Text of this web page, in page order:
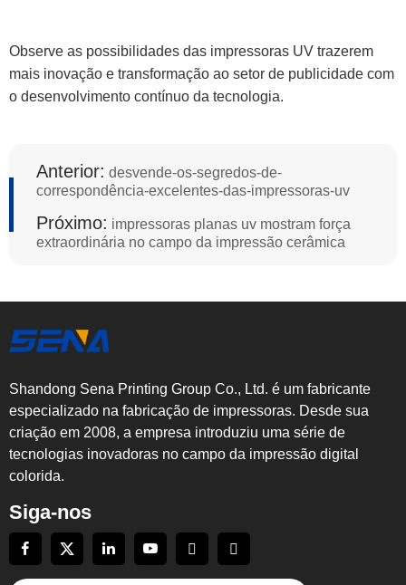
Observe as possibilidades das impressoras UV trazerem
mais inovação e transformação ao setor de publicidade com
o desenvolvimento contínuo da tecnologia.
Anterior: desvende-os-segredos-de-
correspondência-excelentes-das-impressoras-uv
Próximo: impressoras planas uv mostram força
extraordinária no campo da impressão cerâmica
Shandong Sena Printing Group Co., Ltd. é um fabricante
especializado na fabricação de impressoras. Desde sua
criação em 2008, a empresa introduziu uma série de
tecnologias inovadoras no campo da impressão digital
colorida.
Siga-nos